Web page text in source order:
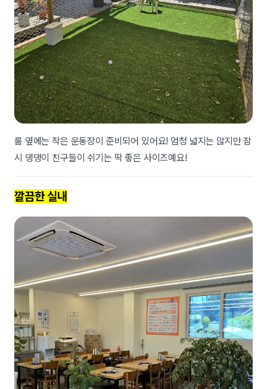
룸 옆에는 작은 운동장이 준비되어 있어요! 엄청 넓지는 않지만 잠
시 댕댕이 친구들이 쉬기는 딱 좋은 사이즈예요!
깔끔한 실내